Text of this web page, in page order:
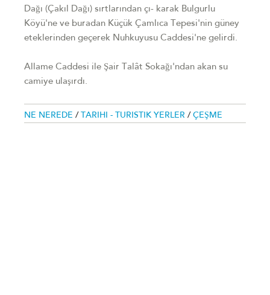
Dağı (Çakıl Dağı) sırtlarından çı- karak Bulgurlu
Köyü'ne ve buradan Küçük Çamlıca Tepesi'nin güney
eteklerinden geçerek Nuhkuyusu Caddesi'ne gelirdi.
Allame Caddesi ile Şair Talât Sokağı'ndan akan su
camiye ulaşırdı.
NE NEREDE / TARIHI - TURISTIK YERLER / ÇEŞME